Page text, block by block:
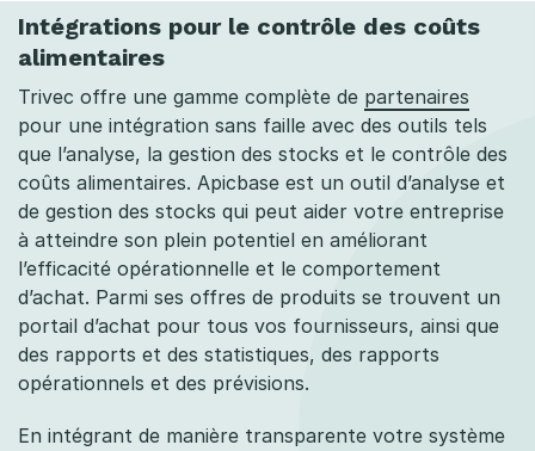
Intégrations pour le contrôle des coûts
alimentaires
Trivec offre une gamme complète de partenaires
pour une intégration sans faille avec des outils tels
que l’analyse, la gestion des stocks et le contrôle des
coûts alimentaires. Apicbase est un outil d’analyse et
de gestion des stocks qui peut aider votre entreprise
à atteindre son plein potentiel en améliorant
l’efficacité opérationnelle et le comportement
d’achat. Parmi ses offres de produits se trouvent un
portail d’achat pour tous vos fournisseurs, ainsi que
des rapports et des statistiques, des rapports
opérationnels et des prévisions.
En intégrant de manière transparente votre système